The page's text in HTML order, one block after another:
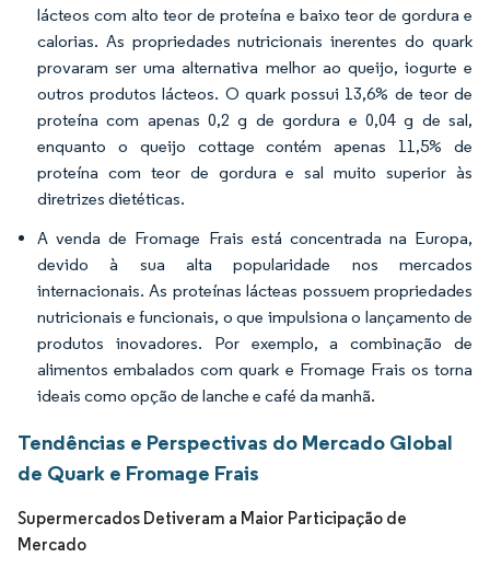
lácteos com alto teor de proteína e baixo teor de gordura e
calorias. As propriedades nutricionais inerentes do quark
provaram ser uma alternativa melhor ao queijo, iogurte e
outros produtos lácteos. O quark possui 13,6% de teor de
proteína com apenas 0,2 g de gordura e 0,04 g de sal,
enquanto o queijo cottage contém apenas 11,5% de
proteína com teor de gordura e sal muito superior às
diretrizes dietéticas.
A venda de Fromage Frais está concentrada na Europa,
devido à sua alta popularidade nos mercados
internacionais. As proteínas lácteas possuem propriedades
nutricionais e funcionais, o que impulsiona o lançamento de
produtos inovadores. Por exemplo, a combinação de
alimentos embalados com quark e Fromage Frais os torna
ideais como opção de lanche e café da manhã.
Tendências e Perspectivas do Mercado Global
de Quark e Fromage Frais
Supermercados Detiveram a Maior Participação de
Mercado